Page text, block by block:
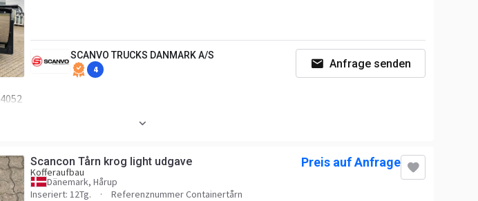
SCANVO TRUCKS DANMARK A/S
4 Anfrage senden
4052
Scancon Tårn krog light udgave
Kofferaufbau
Dänemark, Hårup
Inseriert: 12Tg.
Referenznummer Containertårn
Preis auf Anfrage